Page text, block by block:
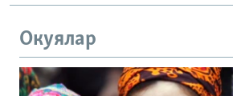
Окуялар